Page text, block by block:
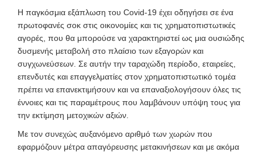
Η παγκόσμια εξάπλωση του Covid-19 έχει οδηγήσει σε ένα
πρωτοφανές σοκ στις οικονομίες και τις χρηματοπιστωτικές
αγορές, που θα μπορούσε να χαρακτηριστεί ως μια ουσιώδης
δυσμενής μεταβολή στο πλαίσιο των εξαγορών και
συγχωνεύσεων. Σε αυτήν την ταραχώδη περίοδο, εταιρείες,
επενδυτές και επαγγελματίες στον χρηματοπιστωτικό τομέα
πρέπει να επανεκτιμήσουν και να επαναξιολογήσουν όλες τις
έννοιες και τις παραμέτρους που λαμβάνουν υπόψη τους για
την εκτίμηση μετοχικών αξιών.
Με τον συνεχώς αυξανόμενο αριθμό των χωρών που
εφαρμόζουν μέτρα απαγόρευσης μετακινήσεων και με ακόμα